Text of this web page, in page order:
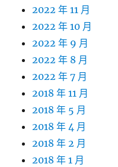
2022 年 11 月
2022 年 10 月
2022 年 9 月
2022 年 8 月
2022 年 7 月
2018 年 11 月
2018 年 5 月
2018 年 4 月
2018 年 2 月
2018 年 1 月